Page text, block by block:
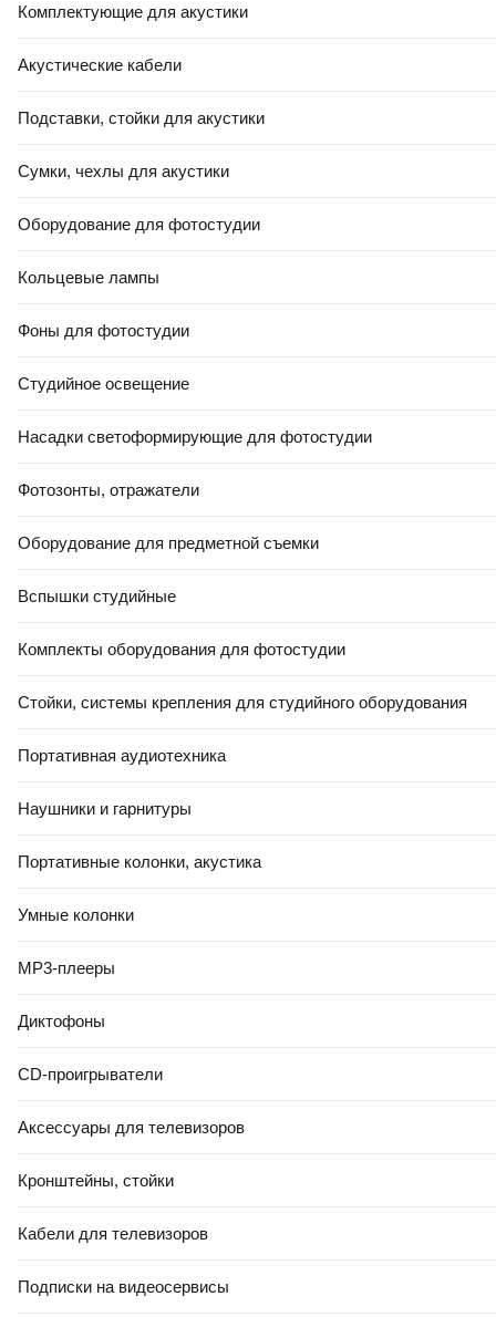
Комплектующие для акустики
Акустические кабели
Подставки, стойки для акустики
Сумки, чехлы для акустики
Оборудование для фотостудии
Кольцевые лампы
Фоны для фотостудии
Студийное освещение
Насадки светоформирующие для фотостудии
Фотозонты, отражатели
Оборудование для предметной съемки
Вспышки студийные
Комплекты оборудования для фотостудии
Стойки, системы крепления для студийного оборудования
Портативная аудиотехника
Наушники и гарнитуры
Портативные колонки, акустика
Умные колонки
MP3-плееры
Диктофоны
CD-проигрыватели
Аксессуары для телевизоров
Кронштейны, стойки
Кабели для телевизоров
Подписки на видеосервисы